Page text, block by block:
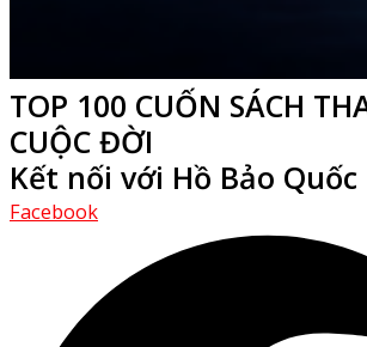
TOP 100 CUỐN SÁCH
CUỘC ĐỜI
Kết nối với Hồ Bảo Quốc
Facebook